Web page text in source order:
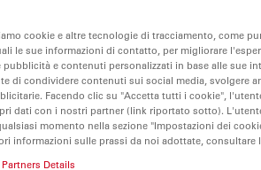
cookie e altre tecnologie di tracciamento, come
le sue informazioni di contatto, per migliorare
e contenuti personalizzati in base alle sue
di condividere contenuti sui social media, svolgere
Facendo clic su "Accetta tutti i cookie",
dati con i nostri partner (link riportato sotto).
momento nella sezione "Impostazioni dei
informazioni sulle prassi da noi adottate,
Details